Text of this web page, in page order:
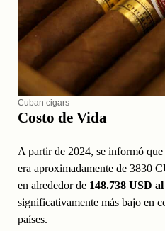
Cuban cigars
Costo de Vida
A partir de 2024, se informó
era aproximadamente de 3830
en alrededor de 148.738 USD al
significativamente más bajo en
países.